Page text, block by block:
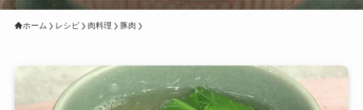
ホーム レシピ 肉料理 豚肉